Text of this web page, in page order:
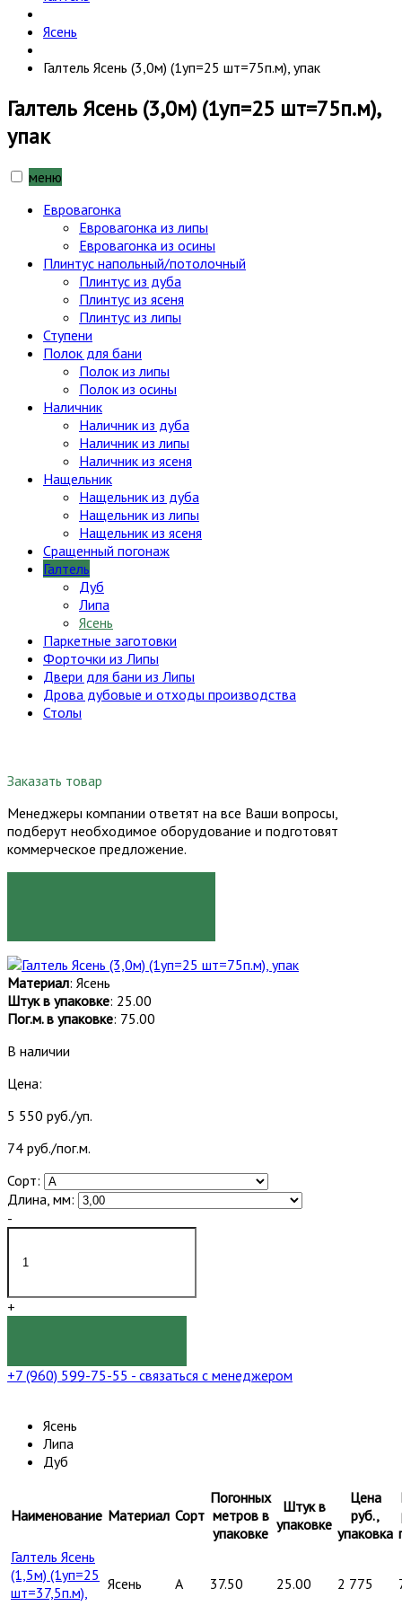
Ясень
Галтель Ясень (3,0м) (1уп=25 шт=75п.м), упак
Галтель Ясень (3,0м) (1уп=25 шт=75п.м),
упак
меню
Евровагонка
Евровагонка из липы
Евровагонка из осины
Плинтус напольный/потолочный
Плинтус из дуба
Плинтус из ясеня
Плинтус из липы
Ступени
Полок для бани
Полок из липы
Полок из осины
Наличник
Наличник из дуба
Наличник из липы
Наличник из ясеня
Нащельник
Нащельник из дуба
Нащельник из липы
Нащельник из ясеня
Сращенный погонаж
Галтель
Дуб
Липа
Ясень
Паркетные заготовки
Форточки из Липы
Двери для бани из Липы
Дрова дубовые и отходы производства
Столы
Заказать товар
Менеджеры компании ответят на все Ваши вопросы,
подберут необходимое оборудование и подготовят
коммерческое предложение.
Материал: Ясень
Штук в упаковке: 25.00
Пог.м. в упаковке: 75.00
В наличии
Цена:
5 550 руб./уп.
74 руб./пог.м.
Сорт:
Длина, мм:
-
+
+7 (960) 599-75-55 - связаться с менеджером
Ясень
Липа
Дуб
Наименование Материал Сорт
Погонных
метров в
упаковке
Штук в
упаковке
Цена
руб.,
упаковка
Галтель Ясень
(1,5м) (1уп=25
шт=37,5п.м),
Ясень A 37.50 25.00 2 775